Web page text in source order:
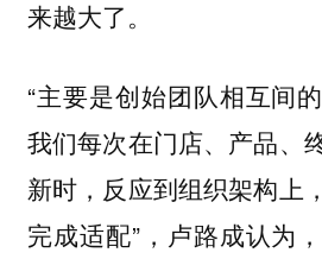
来越大了。
“主要是创始团队相互间
我们每次在门店、产品、
新时，反应到组织架构上
完成适配”，卢路成认为